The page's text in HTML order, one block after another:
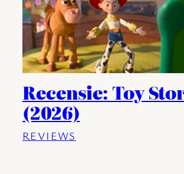
Recensie: Toy
(2026)
REVIEWS